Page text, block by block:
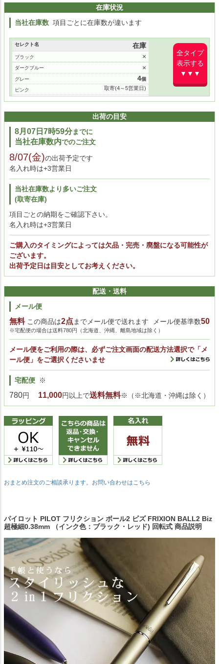
在庫状況
当社在庫数 項目ごとに在庫数が違います
全タイプ
表示する
▼▼▼
セレクト名 在庫
ブラック ×
ダークブルー ×
グレー 4
ピンク 取寄(4～5営業日)
パールホワイト
アイスブルー
出荷の目安
8月07日7時59分までに
当社在庫数内でのご注文
8/07(金)の出荷予定です
名入れ時は+3営業日
当社在庫数より多いご注文
(取寄在庫)
項目ごとの納期をご確認下さい。
名入れ時は+3営業日
ご購入のタイミングによっては欠品・完売・廃盤になる可能性が
ございます。
出荷予定日は目安としてお考えください。
配送・送料
メール便
無料この商品は2点 までメール便で送れます メール便基準数50
※宅配便の場合は送料780円（北海道、沖縄、離島地域は除く）
メール便をご利用の際は、必ずご注文画面の配送方法選択で「メ
ール便」をご選択くださいませ
宅配便
780円
※
11,000円以上で送料無料※（※北海道・沖縄は除く）
おまとめ注文のご相談承ります。お問い合わせはこちら
パイロット PILOT フリクション ボール2 ビズ FRIXION BALL2 Biz
超極細0.38mm （インク色：ブラック・レッド) 回転式 商品説明